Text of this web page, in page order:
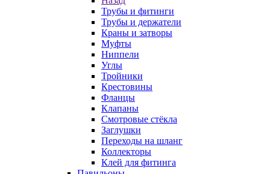
Трубы и фитинги
Трубы и держатели
Краны и затворы
Муфты
Ниппели
Углы
Тройники
Крестовины
Фланцы
Клапаны
Смотровые стёкла
Заглушки
Переходы на шланг
Коллекторы
Клей для фитинга